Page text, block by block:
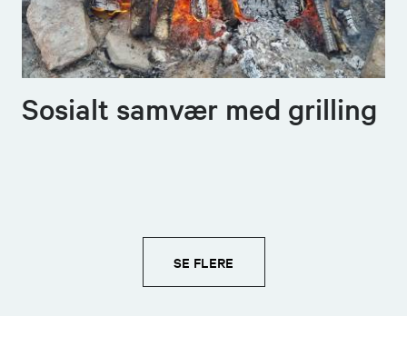
Sosialt samvær med grilling
SE FLERE